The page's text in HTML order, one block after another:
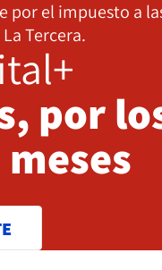
por el impuesto a
Tercera.
por